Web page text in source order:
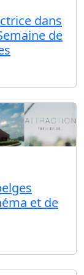
dans
de
et de